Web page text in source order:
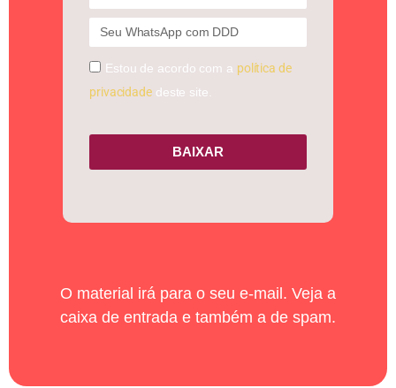
Estou de acordo com a política de
privacidadedeste site.
BAIXAR
O material irá para o seu e-mail. Veja a
caixa de entrada e também a de spam.